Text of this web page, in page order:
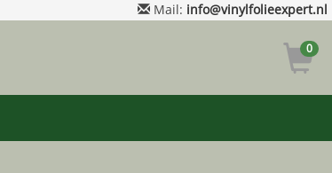
Mail: info@vinylfolieexpert.nl
0